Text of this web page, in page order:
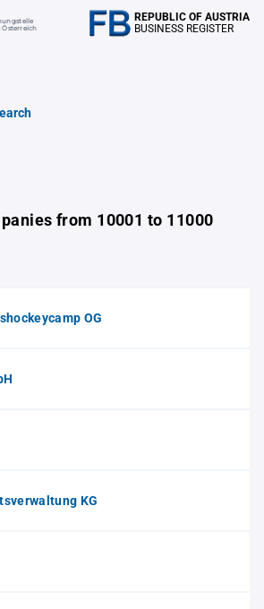
Österreich
REPUBLIC OF AUSTRIA
BUSINESS REGISTER
from 10001 to 11000
OG
KG